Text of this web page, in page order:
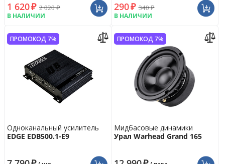
1 620₽ 2 020₽
В НАЛИЧИИ
290₽ 340₽
В НАЛИЧИИ
ПРОМОКОД 7%
Одноканальный усилитель
EDGE EDB500.1-E9
ПРОМОКОД 7%
Мидбасовые динамики
Урал Warhead Grand 165